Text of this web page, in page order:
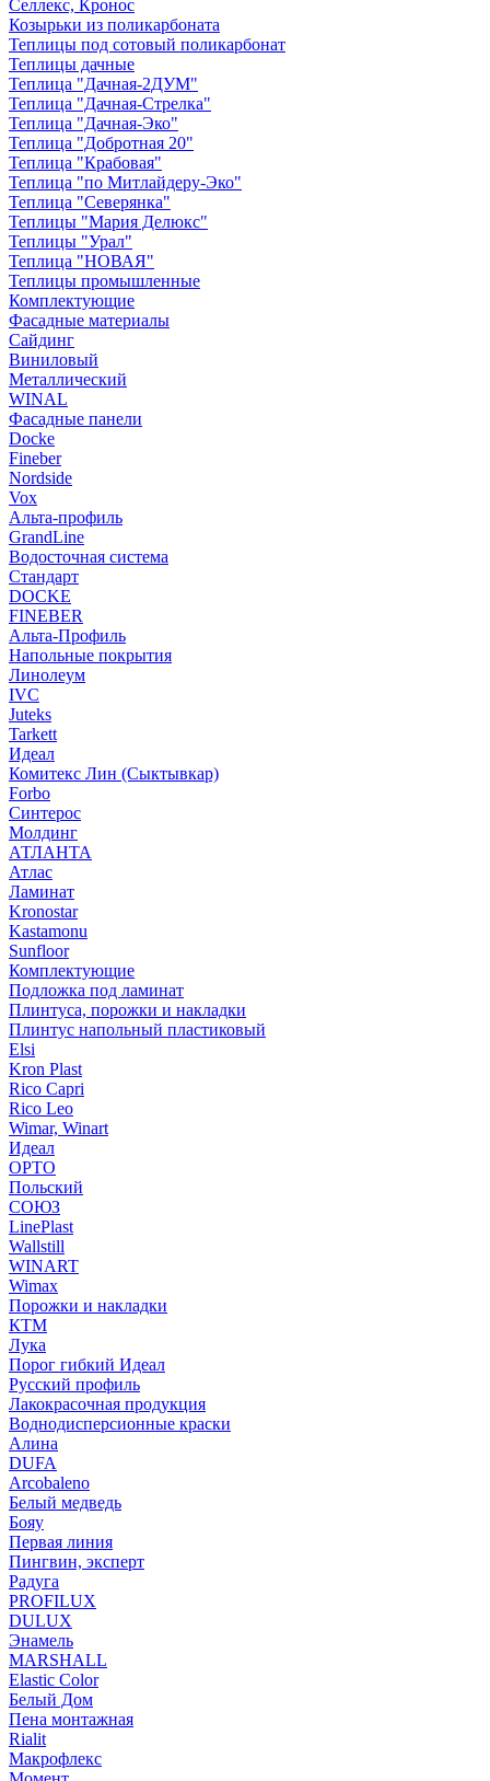
Селлекс, Кронос
Козырьки из поликарбоната
Теплицы под сотовый поликарбонат
Теплицы дачные
Теплица "Дачная-2ДУМ"
Теплица "Дачная-Стрелка"
Теплица "Дачная-Эко"
Теплица "Добротная 20"
Теплица "Крабовая"
Теплица "по Митлайдеру-Эко"
Теплица "Северянка"
Теплицы "Мария Делюкс"
Теплицы "Урал"
Теплица "НОВАЯ"
Теплицы промышленные
Комплектующие
Фасадные материалы
Сайдинг
Виниловый
Металлический
WINAL
Фасадные панели
Docke
Fineber
Nordside
Vox
Альта-профиль
GrandLine
Водосточная система
Стандарт
DOCKE
FINEBER
Альта-Профиль
Напольные покрытия
Линолеум
IVC
Juteks
Tarkett
Идеал
Комитекс Лин (Сыктывкар)
Forbo
Синтерос
Молдинг
АТЛАНТА
Атлас
Ламинат
Kronostar
Kastamonu
Sunfloor
Комплектующие
Подложка под ламинат
Плинтуса, порожки и накладки
Плинтус напольный пластиковый
Elsi
Kron Plast
Rico Capri
Rico Leo
Wimar, Winart
Идеал
ОРТО
Польский
СОЮЗ
LinePlast
Wallstill
WINART
Wimax
Порожки и накладки
КТМ
Лука
Порог гибкий Идеал
Русский профиль
Лакокрасочная продукция
Воднодисперсионные краски
Алина
DUFA
Arcobaleno
Белый медведь
Бояу
Первая линия
Пингвин, эксперт
Радуга
PROFILUX
DULUX
Энамель
MARSHALL
Elastic Color
Белый Дом
Пена монтажная
Rialit
Макрофлекс